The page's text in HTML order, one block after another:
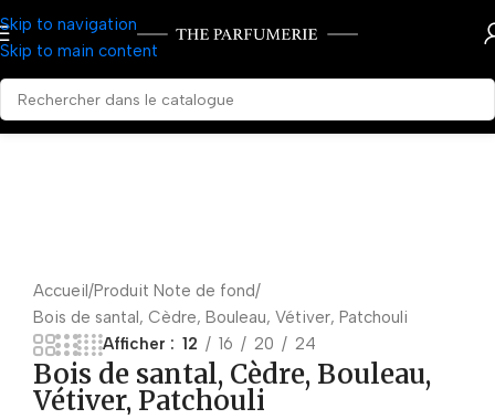
Skip to navigation
Skip to main content
Accueil Produit Note de fond
Bois de santal, Cèdre, Bouleau, Vétiver, Patchouli
Afficher
12 16 20 24
Bois de santal, Cèdre, Bouleau,
Vétiver, Patchouli